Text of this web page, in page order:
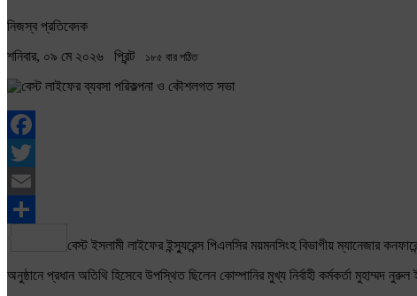
নিজস্ব প্রতিবেদক
শনিবার, ০৯ মে ২০২৬ প্রিন্ট ১৮৫ বার পঠিত
Facebook
Twitter
Email
Share
বেস্ট ইসলামী লাইফের ইন্স্যুরেন্স পিএলসির ময়মনসিংহ বিভাগীয় ম্যানেজার
অনুষ্ঠানে প্রধান অতিথি হিসেবে উপস্থিত ছিলেন কোম্পানির মুখ্য নির্বাহী কর্মকর্তা মুহাম্মদ